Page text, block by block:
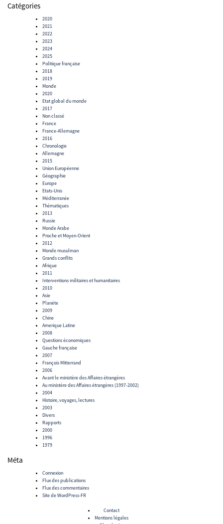
Catégories
2020
2021
2022
2023
2024
2025
Politique française
2018
2019
Monde
2020
Etat global du monde
2017
Non classé
France
France-Allemagne
2016
Chronologie
Allemagne
2015
Union Européenne
Géographie
Europe
Etats-Unis
Méditerranée
Thématiques
2013
Russie
Monde Arabe
Proche et Moyen-Orient
2012
Monde musulman
Grands conflits
Afrique
2011
Interventions militaires et humanitaires
2010
Asie
Planète
2009
Chine
Amerique Latine
2008
Questions économiques
Gauche française
2007
François Mitterrand
2006
Avant le ministère des Affaires étrangères
Au ministère des Affaires étrangères (1997-2002)
2004
Histoire, voyages, lectures
2003
Divers
Rapports
2000
1996
1979
Méta
Connexion
Flux des publications
Flux des commentaires
Site de WordPress-FR
Contact
Mentions légales